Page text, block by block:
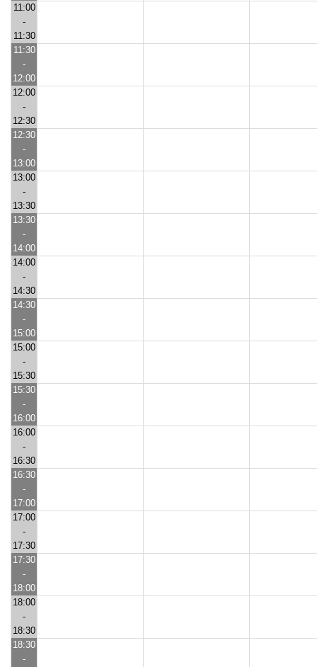
11:00
-
11:30
11:30
-
12:00
12:00
-
12:30
12:30
-
13:00
13:00
-
13:30
13:30
-
14:00
14:00
-
14:30
14:30
-
15:00
15:00
-
15:30
15:30
-
16:00
16:00
-
16:30
16:30
-
17:00
17:00
-
17:30
17:30
-
18:00
18:00
-
18:30
18:30
-